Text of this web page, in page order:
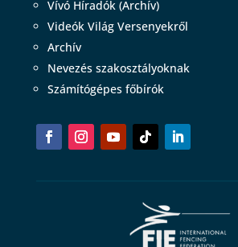
Vívó Híradók (Archív)
Videók Világ Versenyekről
Archív
Nevezés szakosztályoknak
Számítógépes főbírók